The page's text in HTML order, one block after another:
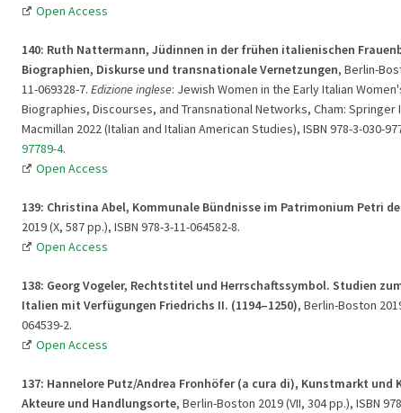
Open Access
140: Ruth Nattermann, Jüdinnen in der frühen italienischen
Biographien, Diskurse und transnationale Vernetzungen, Berlin-
11-069328-7. Edizione inglese: Jewish Women in the Early Italian
Biographies, Discourses, and Transnational Networks, Cham:
Macmillan 2022 (Italian and Italian American Studies), ISBN 978-3-030-
97789-4.
Open Access
139: Christina Abel, Kommunale Bündnisse im Patrimonium Petri
2019 (X, 587 pp.), ISBN 978-3-11-064582-8.
Open Access
138: Georg Vogeler, Rechtstitel und Herrschaftssymbol. Studien
Italien mit Verfügungen Friedrichs II. (1194–1250), Berlin-Boston
064539-2.
Open Access
137: Hannelore Putz/Andrea Fronhöfer (a cura di), Kunstmarkt und
Akteure und Handlungsorte, Berlin-Boston 2019 (VII, 304 pp.), ISBN